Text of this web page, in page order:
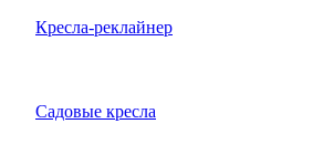
Кресла-реклайнер
Садовые кресла